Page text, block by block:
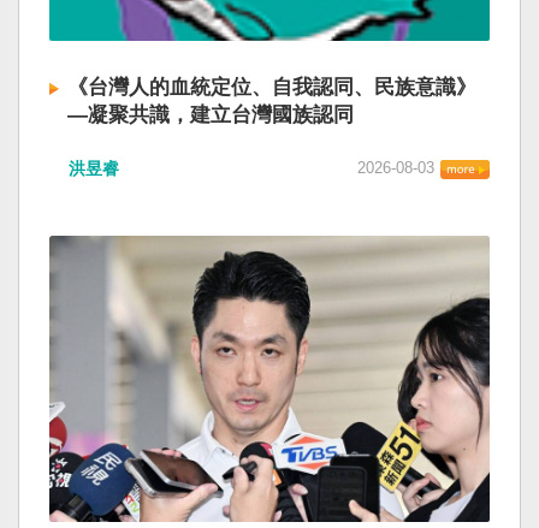
《台灣人的血統定位、自我認同、民族意識》
—凝聚共識，建立台灣國族認同
洪昱睿 2026-08-03